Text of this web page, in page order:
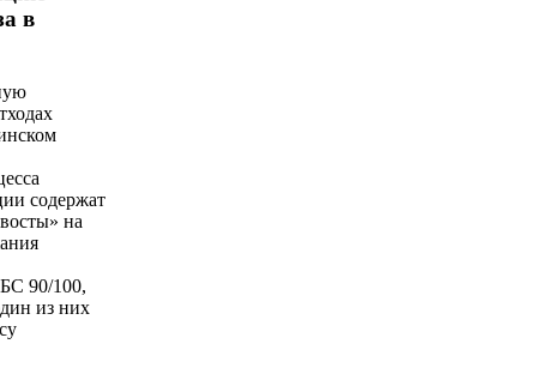
в
содержат
на
90/100,
из них